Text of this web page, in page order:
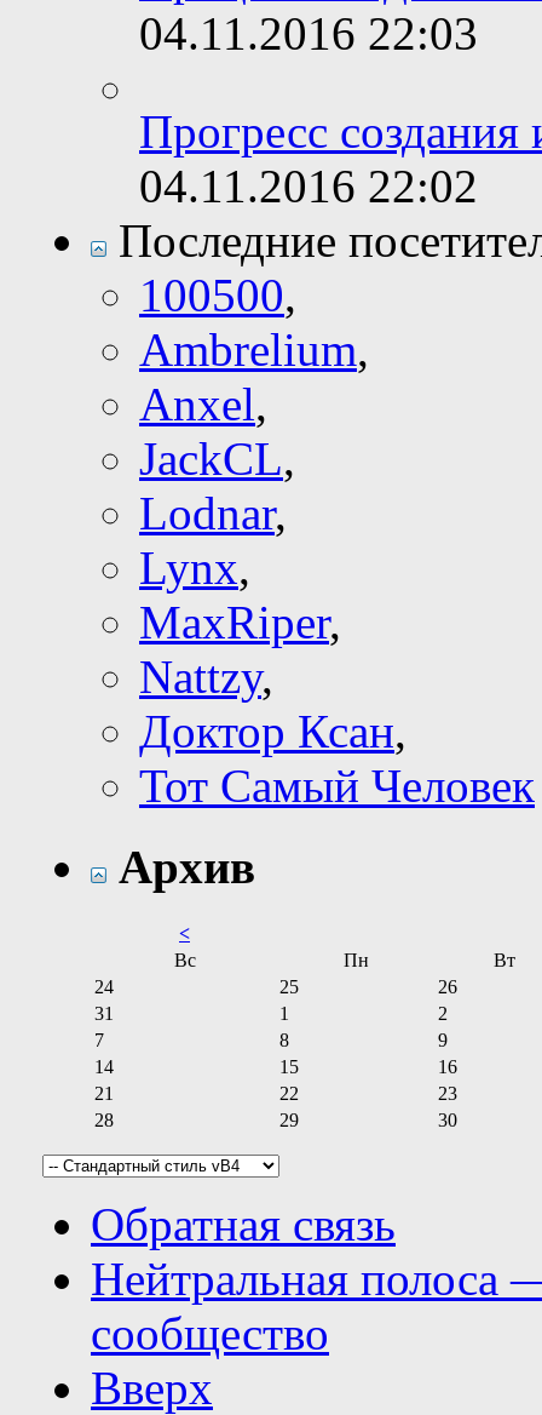
04.11.2016 22:03
Прогресс создания
04.11.2016 22:02
Последние
100500,
Ambrelium,
Anxel,
JackCL,
Lodnar,
Lynx,
MaxRiper,
Nattzy,
Доктор Ксан,
Тот Самый Человек
Архив
<
Вс
Пн
Вт
24
25
26
31
1
2
7
8
9
14
15
16
21
22
23
28
29 30
Обратная связь
Нейтральная полоса
сообщество
Вверх